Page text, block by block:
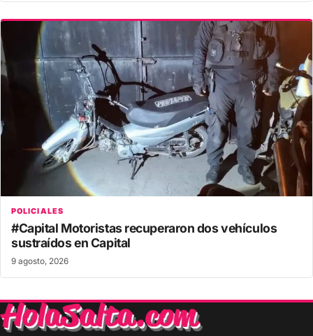
POLICIALES
#Capital Motoristas recuperaron dos vehículos
sustraídos en Capital
9 agosto, 2026